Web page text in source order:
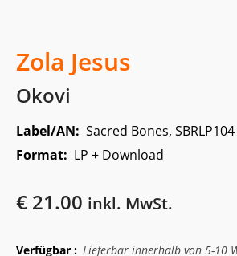
Zola Jesus
Okovi
Label/AN: Sacred Bones, SBRLP104
Format: LP + Download
€ 21.00 inkl. MwSt.
Verfügbar : Lieferbar innerhalb von 5-10